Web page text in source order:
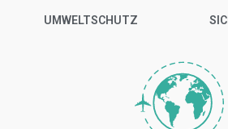
UMWELTSCHUTZ